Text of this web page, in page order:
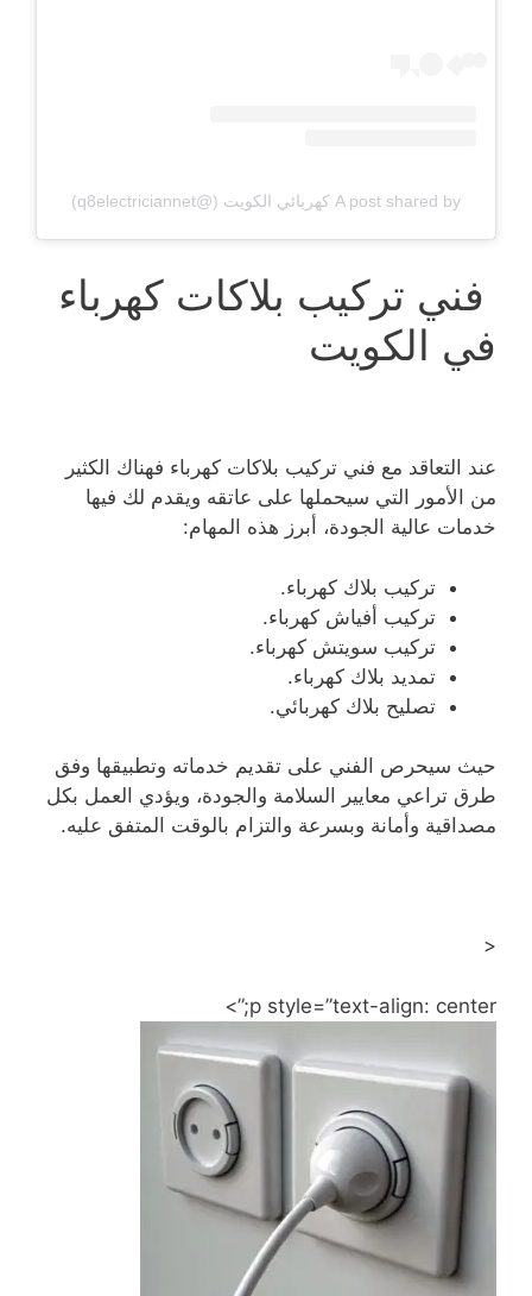
A post shared by كهربائي الكويت (@q8electriciannet)
فني تركيب بلاكات كهرباء
في الكويت
عند التعاقد مع فني تركيب بلاكات كهرباء فهناك الكثير
من الأمور التي سيحملها على عاتقه ويقدم لك فيها
خدمات عالية الجودة، أبرز هذه المهام:
تركيب بلاك كهرباء.
تركيب أفياش كهرباء.
تركيب سويتش كهرباء.
تمديد بلاك كهرباء.
تصليح بلاك كهربائي.
حيث سيحرص الفني على تقديم خدماته وتطبيقها وفق
طرق تراعي معايير السلامة والجودة، ويؤدي العمل بكل
مصداقية وأمانة وبسرعة والتزام بالوقت المتفق عليه.
<
p style=”text-align: center;”>